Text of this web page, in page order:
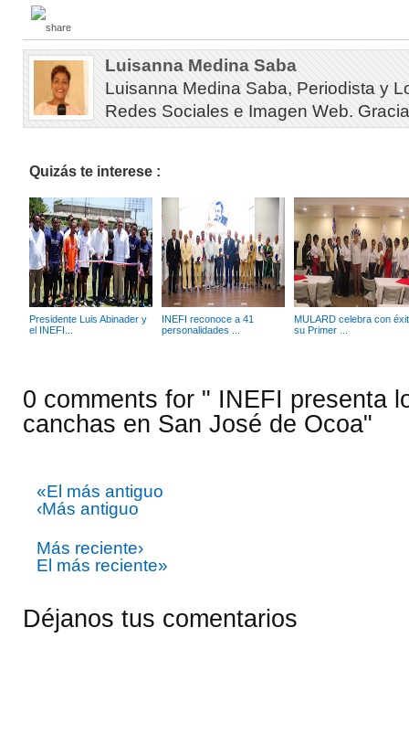
Luisanna Medina Saba
Luisanna Medina Saba, Periodista y
Redes Sociales e Imagen Web.
Quizás te interese :
Presidente Luis Abinader y
el INEFI...
INEFI reconoce a 41
personalidades ...
MULARD celebra con
su Primer ...
0 comments for " INEFI presenta
canchas en San José de Ocoa"
«El más antiguo
‹Más antiguo
Más reciente›
El más reciente»
Déjanos tus comentarios